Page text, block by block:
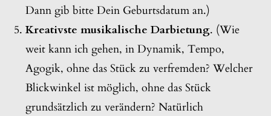
Dann gib bitte Dein Geburtsdatum an.)
Kreativste musikalische Darbietung. (Wie
weit kann ich gehen, in Dynamik, Tempo,
Agogik, ohne das Stück zu verfremden? Welcher
Blickwinkel ist möglich, ohne das Stück
grundsätzlich zu verändern? Natürlich